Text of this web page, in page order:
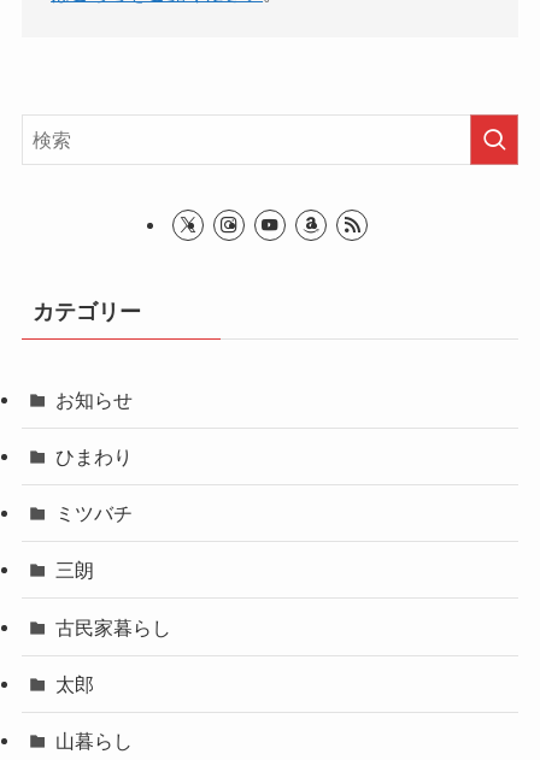
カテゴリー
お知らせ
ひまわり
ミツバチ
三朗
古民家暮らし
太郎
山暮らし